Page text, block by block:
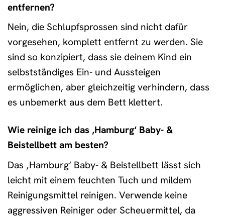
entfernen?
Nein, die Schlupfsprossen sind nicht dafür
vorgesehen, komplett entfernt zu werden. Sie
sind so konzipiert, dass sie deinem Kind ein
selbstständiges Ein- und Aussteigen
ermöglichen, aber gleichzeitig verhindern, dass
es unbemerkt aus dem Bett klettert.
Wie reinige ich das ‚Hamburg‘ Baby- &
Beistellbett am besten?
Das ‚Hamburg‘ Baby- & Beistellbett lässt sich
leicht mit einem feuchten Tuch und mildem
Reinigungsmittel reinigen. Verwende keine
aggressiven Reiniger oder Scheuermittel, da